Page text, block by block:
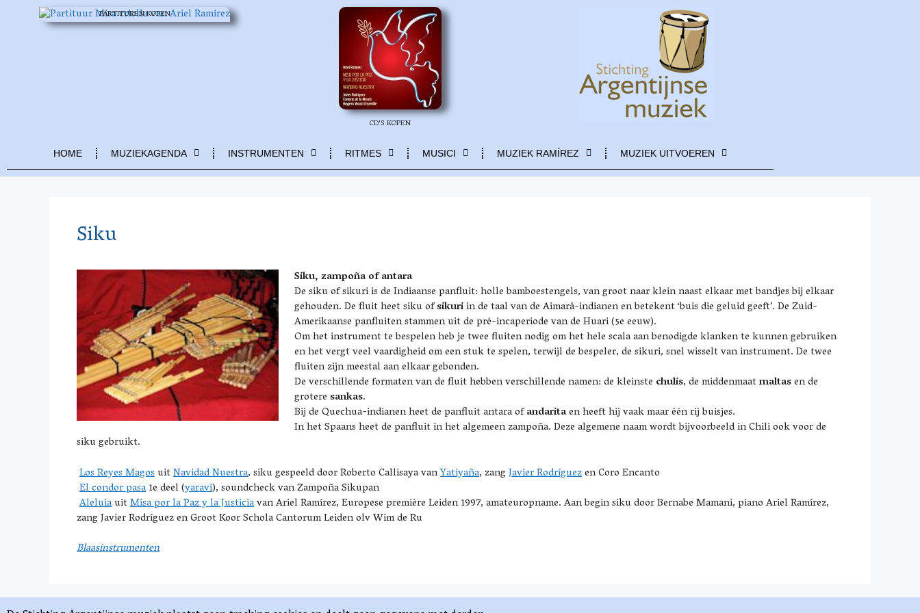
PARTITUREN KOPEN
CD'S KOPEN
HOME MUZIEKAGENDA INSTRUMENTEN RITMES MUSICI MUZIEK RAMÍREZ MUZIEK UITVOEREN
Siku
Siku, zampoña of antara
De siku of sikuri is de Indiaanse panfluit: holle bamboestengels, van groot naar klein naast elkaar met bandjes bij elkaar
gehouden. De fluit heet siku ofsikuriin de taal van de Aimará-indianen en betekent ‘buis die geluid geeft’. De Zuid-
Amerikaanse panfluiten stammen uit de pré-incaperiode van de Huari (5e eeuw).
Om het instrument te bespelen heb je twee fluiten nodig om het hele scala aan benodigde klanken te kunnen gebruiken
en het vergt veel vaardigheid om een stuk te spelen, terwijl de bespeler, de sikuri, snel wisselt van instrument. De twee
fluiten zijn meestal aan elkaar gebonden.
De verschillende formaten van de fluit hebben verschillende namen: de kleinste chulis, de middenmaatmaltasen de
grotere sankas.
Bij de Quechua-indianen heet de panfluit antara ofandaritaen heeft hij vaak maar één rij buisjes.
In het Spaans heet de panfluit in het algemeen zampoña. Deze algemene naam wordt bijvoorbeeld in Chili ook voor de
siku gebruikt.
Los Reyes MagosuitNavidad Nuestra, siku gespeeld door Roberto Callisaya vanYatiyaña, zangJavier Rodríguezen Coro Encanto
El condor pasa1e deel (yaraví), soundcheck van Zampoña Sikupan
AleluiauitMisa por la Paz y la Justiciavan Ariel Ramírez, Europese première Leiden 1997, amateuropname. Aan begin siku door Bernabe Mamani, piano Ariel Ramírez,
zang Javier Rodríguez en Groot Koor Schola Cantorum Leiden olv Wim de Ru
Blaasinstrumenten